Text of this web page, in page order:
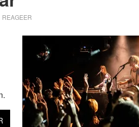
REAGEER